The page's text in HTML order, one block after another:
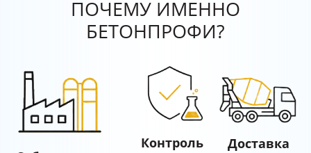
ПОЧЕМУ ИМЕННО
БЕТОНПРОФИ?
Контроль
Доставка